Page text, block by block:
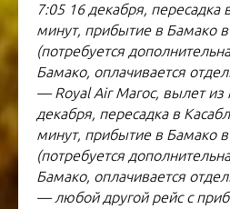
7:05 16 декабря, пересадка
минут, прибытие в Бамако
(потребуется
Бамако, оплачивается
— Royal Air Maroc, вылет
декабря, пересадка в
минут, прибытие в Бамако
(потребуется
Бамако, оплачивается
— любой другой рейс с